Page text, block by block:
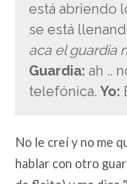
está abriendo
se está
aca el guardia
Guardia: ah ..
telefónica.Yo:
No le creí y no me
hablar con otro